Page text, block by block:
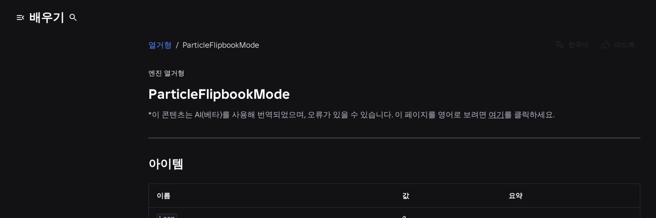
배우기
열거형 / ParticleFlipbookMode
엔진 열거형
ParticleFlipbookMode
*이 콘텐츠는 AI(베타)를 사용해 번역되었으며, 오류가 있을 수 있습니다. 이 페이지를 영어로 보려면 여기를 클릭하세요.
아이템
이름 값 요약